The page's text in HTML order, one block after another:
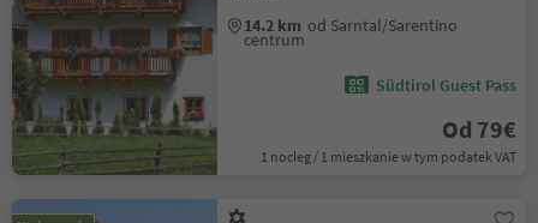
14.2 km od Sarntal/Sarentino
centrum
Südtirol Guest Pass
Od 79€
1 nocleg / 1 mieszkanie w tym podatek VAT